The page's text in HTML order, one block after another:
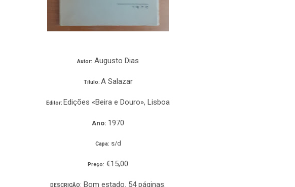
Autor: Augusto Dias
Título: A Salazar
Editor: Edições «Beira e Douro», Lisboa
Ano: 1970
Capa: s/d
Preço: €15,00
DESCRIÇÃO: Bom estado. 54 páginas.